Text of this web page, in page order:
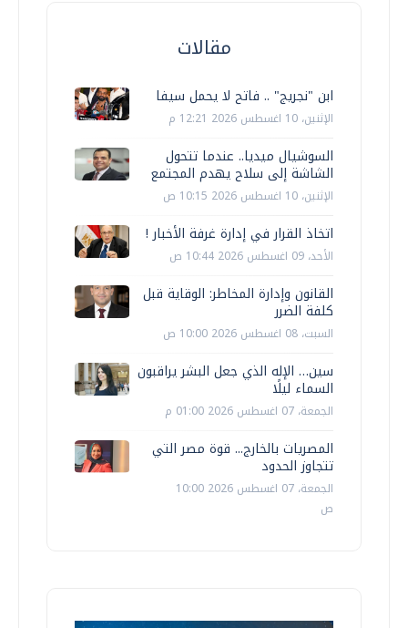
مقالات
ابن "نجريج" .. فاتح لا يحمل سيفا
الإثنين، 10 اغسطس 2026 12:21 م
السوشيال ميديا.. عندما تتحول
الشاشة إلى سلاح يهدم المجتمع
الإثنين، 10 اغسطس 2026 10:15 ص
اتخاذ القرار في إدارة غرفة الأخبار !
الأحد، 09 اغسطس 2026 10:44 ص
القانون وإدارة المخاطر: الوقاية قبل
كلفة الضرر
السبت، 08 اغسطس 2026 10:00 ص
سين… الإله الذي جعل البشر يراقبون
السماء ليلًا
الجمعة، 07 اغسطس 2026 01:00 م
المصريات بالخارج... قوة مصر التي
تتجاوز الحدود
الجمعة، 07 اغسطس 2026 10:00
ص